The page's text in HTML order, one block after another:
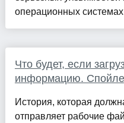
операционных
Что будет, если
информацию.
История, которая
отправляет рабочие